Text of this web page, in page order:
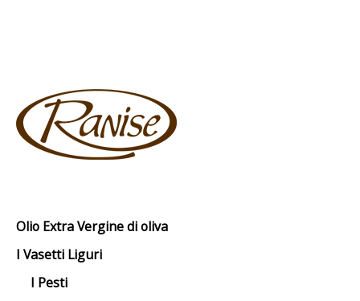
Olio Extra Vergine di oliva
I Vasetti Liguri
I Pesti